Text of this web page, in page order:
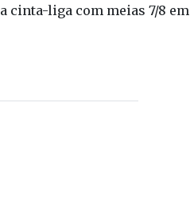
cinta-liga com meias 7/8 em